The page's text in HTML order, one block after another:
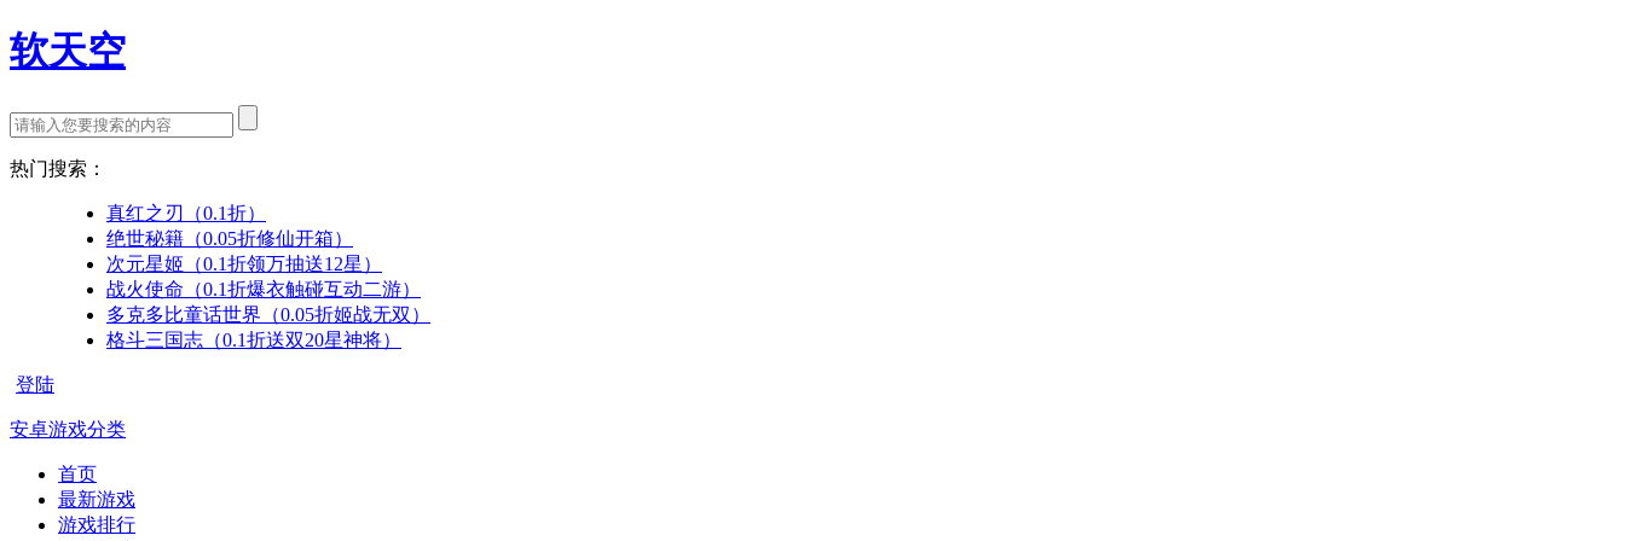
软天空
热门搜索：
真红之刃（0.1折）
绝世秘籍（0.05折修仙开箱）
次元星姬（0.1折领万抽送12星）
战火使命（0.1折爆衣触碰互动二游）
多克多比童话世界（0.05折姬战无双）
格斗三国志（0.1折送双20星神将）
登陆
安卓游戏分类
首页
最新游戏
游戏排行